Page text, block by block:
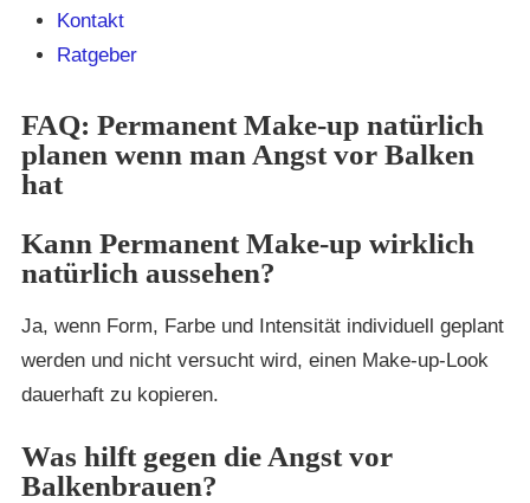
Kontakt
Ratgeber
FAQ: Permanent Make-up natürlich
planen wenn man Angst vor Balken
hat
Kann Permanent Make-up wirklich
natürlich aussehen?
Ja, wenn Form, Farbe und Intensität individuell geplant
werden und nicht versucht wird, einen Make-up-Look
dauerhaft zu kopieren.
Was hilft gegen die Angst vor
Balkenbrauen?